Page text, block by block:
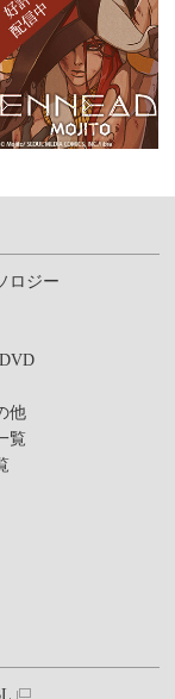
ロジー
他
覧